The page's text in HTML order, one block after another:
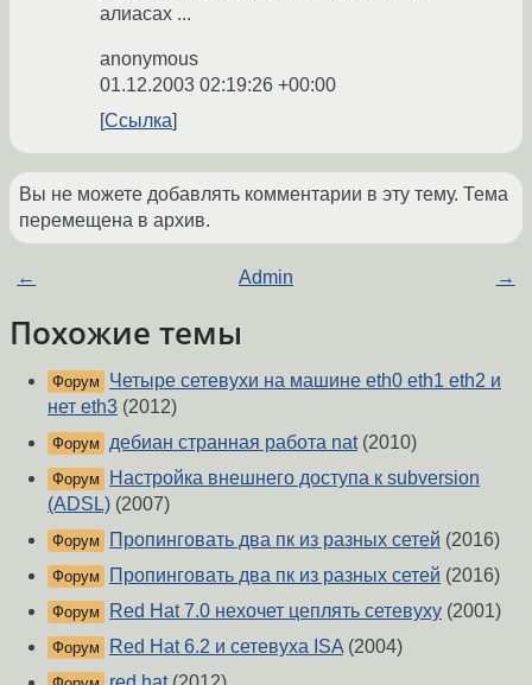
алиасах ...
anonymous
01.12.2003 02:19:26 +00:00
Ссылка
Вы не можете добавлять комментарии в эту тему. Тема
перемещена в архив.
← Admin →
Похожие темы
Форум
Четыре сетевухи на машине eth0 eth1 eth2 и
нет eth3 (2012)
Форум дебиан странная работа nat(2010)
Форум
Настройка внешнего доступа к subversion
(ADSL) (2007)
Форум Пропинговать два пк из разных сетей (2016)
Форум Пропинговать два пк из разных сетей (2016)
Форум Red Hat 7.0 нехочет цеплять сетевуху (2001)
Форум Red Hat 6.2 и сетевуха ISA (2004)